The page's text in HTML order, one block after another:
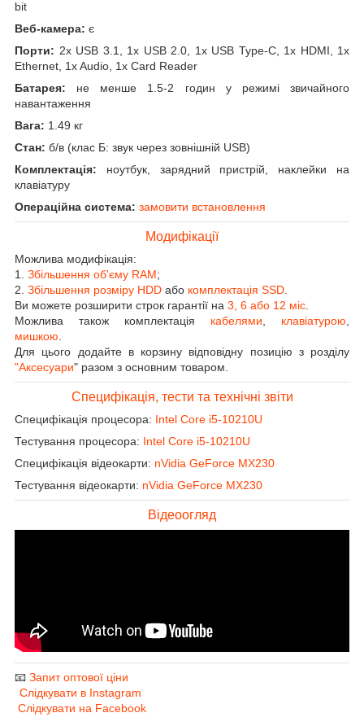
bit
Веб-камера: є
Порти: 2x USB 3.1, 1x USB 2.0, 1x USB Type-C, 1x HDMI, 1x
Ethernet, 1x Audio, 1x Card Reader
Батарея: не менше 1.5-2 годин у режимі звичайного
навантаження
Вага: 1.49 кг
Стан: б/в (клас Б: звук через зовнішній USB)
Комплектація: ноутбук, зарядний пристрій, наклейки на
клавіатуру
Операційна система: замовити встановлення
Модифікації
Можлива модифікація:
1. Збільшення об'єму RAM;
2. Збільшення розміру HDD або комплектація SSD
Ви можете розширити строк гарантії на 3, 6 або 12 міс
Можлива також комплектація кабелями клавіатурою
мишкою
Для цього додайте в корзину відповідну позицію з розділу
"Аксесуари" разом з основним товаром.
Специфікація, тести та технічні звіти
Специфікація процесора: Intel Core i5-10210U
Тестування процесора: Intel Core i5-10210U
Специфікація відеокарти: nVidia GeForce MX230
Тестування відеокарти: nVidia GeForce MX230
Відеоогляд
📧 Запит оптової ціни
Слідкувати в Instagram
Слідкувати на Facebook